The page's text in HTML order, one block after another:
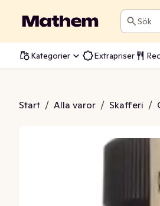
Sök
Kategorier Extrapriser
Start / Alla varor / Skafferi /
Olivolja Extra Virgin EKO